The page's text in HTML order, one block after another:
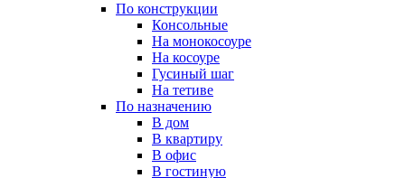
По конструкции
Консольные
На монокосоуре
На косоуре
Гусиный шаг
На тетиве
По назначению
В дом
В квартиру
В офис
В гостиную